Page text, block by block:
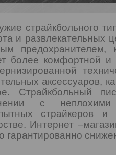
страйкбольного
и развлекательных
предохранителем,
более комфортной и
аксессуаров,
Страйкбольный
с неплохими
страйкеров и
Интернет
гарантированно